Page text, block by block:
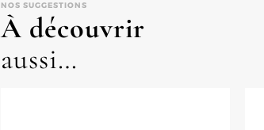
NOS SUGGESTIONS
À découvrir
aussi…